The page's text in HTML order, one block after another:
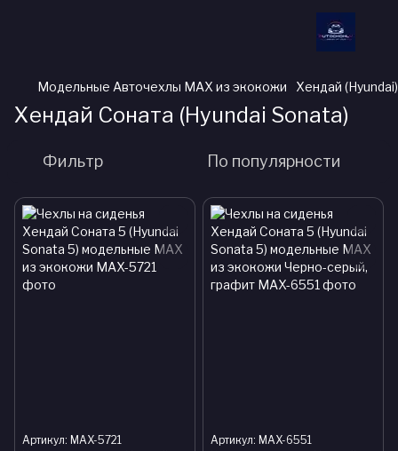
Модельные Авточехлы MAX из экокожи Хендай (Hyundai)
Хендай Соната (Hyundai Sonata)
Фильтр По популярности
Артикул: MAX-5721 Артикул: MAX-6551